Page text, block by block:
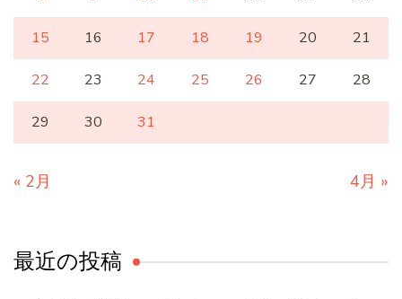
15 16 17 18 19 20 21
22 23 24 25 26 27 28
29 30 31
« 2月 4月 »
最近の投稿